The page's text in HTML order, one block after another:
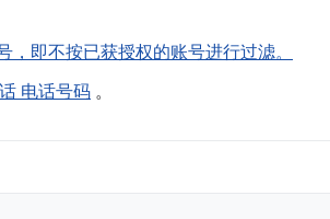
即不按已获授权的账号进行过滤。
电话号码 。